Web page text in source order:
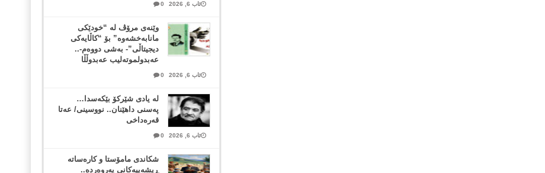
ئاب 6, 2026 0
وێنەی مرۆڤ لە “خودێکی
مانابەخشەوە” بۆ “کاڵایەکی
دیجیتاڵی”- بەشی دووەم-..
عەبدولموتەلیب عەبدوڵڵا
ئاب 6, 2026 0
لە یادی شێرکۆ بێکەسدا…
پەسنی داهێنان.. نووسینی/ عەتا
قەرەداخی
ئاب 6, 2026 0
شکاندی مامۆستا و کارەساتە
ڕیشەییەکانی پەروەردە..